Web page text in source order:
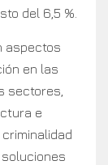
del 6,5 %.
aspectos
en las
sectores,
e